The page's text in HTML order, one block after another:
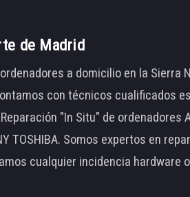
de Madrid
a domicilio en la Sierra
con técnicos cualificados
"In Situ" de ordenadores
TOSHIBA. Somos expertos en
cualquier incidencia